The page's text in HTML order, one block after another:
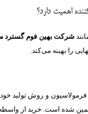
شرکت بهین فوم گسترد
را بهینه می‌کند.
و روش تولید خود
شده است. خرید از